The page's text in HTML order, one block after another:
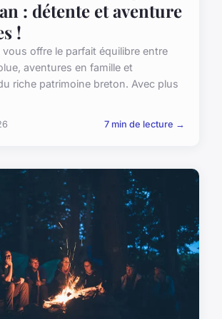
: détente et aventure
!
vous offre le parfait équilibre entre
aventures en famille et
riche patrimoine breton. Avec plus
7 min de lecture →